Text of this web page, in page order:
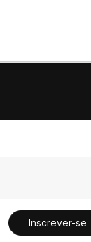
Inscrever-se